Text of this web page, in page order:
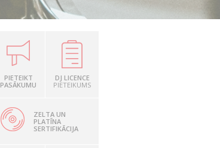
PIETEIKT
PASĀKUMU
DJ LICENCE
PIETEIKUMS
ZELTA UN
PLATĪNA
SERTIFIKĀCIJA